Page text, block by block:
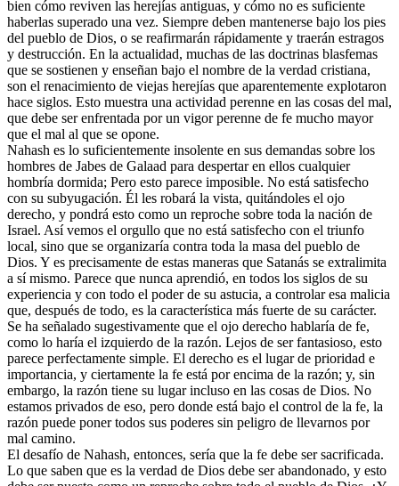
bien cómo reviven las herejías antiguas, y cómo no es suficiente
haberlas superado una vez. Siempre deben mantenerse bajo los pies
del pueblo de Dios, o se reafirmarán rápidamente y traerán estragos
y destrucción. En la actualidad, muchas de las doctrinas blasfemas
que se sostienen y enseñan bajo el nombre de la verdad cristiana,
son el renacimiento de viejas herejías que aparentemente explotaron
hace siglos. Esto muestra una actividad perenne en las cosas del mal,
que debe ser enfrentada por un vigor perenne de fe mucho mayor
que el mal al que se opone.
Nahash es lo suficientemente insolente en sus demandas sobre los
hombres de Jabes de Galaad para despertar en ellos cualquier
hombría dormida; Pero esto parece imposible. No está satisfecho
con su subyugación. Él les robará la vista, quitándoles el ojo
derecho, y pondrá esto como un reproche sobre toda la nación de
Israel. Así vemos el orgullo que no está satisfecho con el triunfo
local, sino que se organizaría contra toda la masa del pueblo de
Dios. Y es precisamente de estas maneras que Satanás se extralimita
a sí mismo. Parece que nunca aprendió, en todos los siglos de su
experiencia y con todo el poder de su astucia, a controlar esa malicia
que, después de todo, es la característica más fuerte de su carácter.
Se ha señalado sugestivamente que el ojo derecho hablaría de fe,
como lo haría el izquierdo de la razón. Lejos de ser fantasioso, esto
parece perfectamente simple. El derecho es el lugar de prioridad e
importancia, y ciertamente la fe está por encima de la razón; y, sin
embargo, la razón tiene su lugar incluso en las cosas de Dios. No
estamos privados de eso, pero donde está bajo el control de la fe, la
razón puede poner todos sus poderes sin peligro de llevarnos por
mal camino.
El desafío de Nahash, entonces, sería que la fe debe ser sacrificada.
Lo que saben que es la verdad de Dios debe ser abandonado, y esto